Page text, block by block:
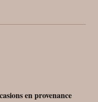
en provenance